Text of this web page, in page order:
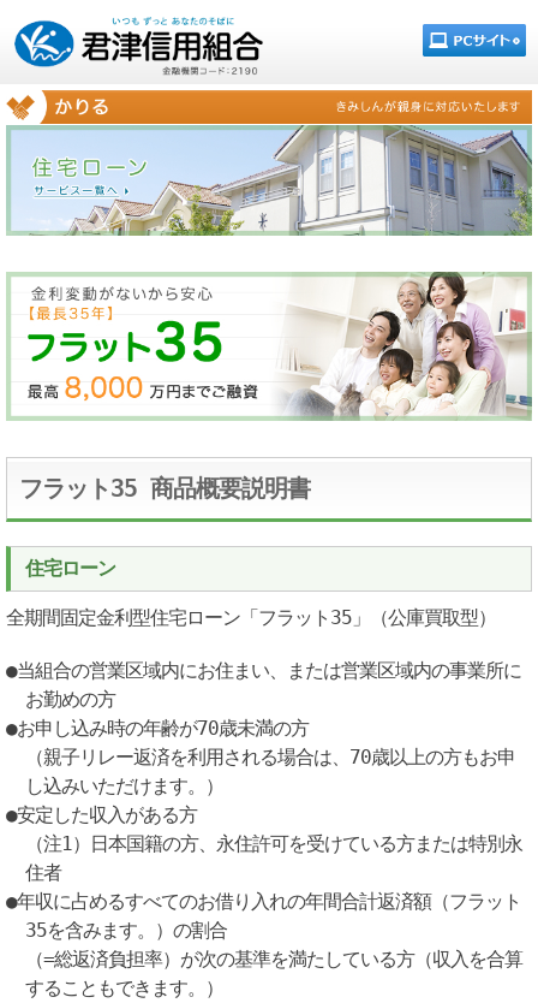
フラット35 商品概要説明書
住宅ローン
全期間固定金利型住宅ローン「フラット35」（公庫買取型）
●当組合の営業区域内にお住まい、または営業区域内の事業所に
お勤めの方
●お申し込み時の年齢が70歳未満の方
（親子リレー返済を利用される場合は、70歳以上の方もお申
し込みいただけます。）
●安定した収入がある方
（注1）日本国籍の方、永住許可を受けている方または特別永
住者
●年収に占めるすべてのお借り入れの年間合計返済額（フラット
35を含みます。）の割合
（=総返済負担率）が次の基準を満たしている方（収入を合算
することもできます。）